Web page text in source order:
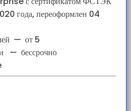
года, переоформлен 04
— от 5
— бессрочно